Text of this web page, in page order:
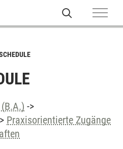
->
Praxisorientierte Zugänge